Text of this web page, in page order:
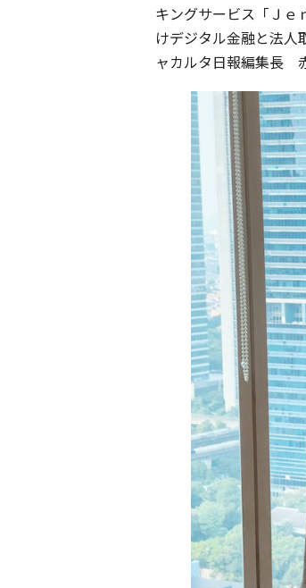
キングサービス「Ｊｅ
けデジタル金融と法
ャカルタ日報編集長